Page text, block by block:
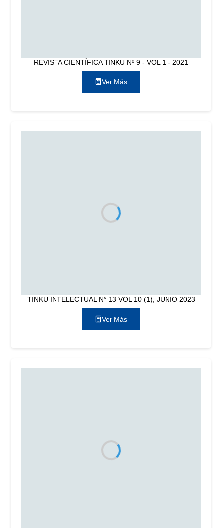
REVISTA CIENTÍFICA TINKU Nº 9 - VOL 1 - 2021
Ver Más
TINKU INTELECTUAL N° 13 VOL 10 (1), JUNIO 2023
Ver Más